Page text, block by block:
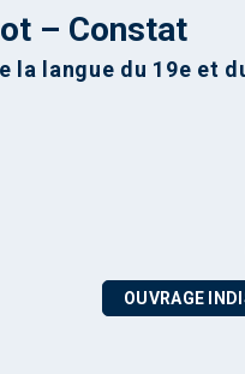
– Constat
la langue du 19e et
OUVRAGE